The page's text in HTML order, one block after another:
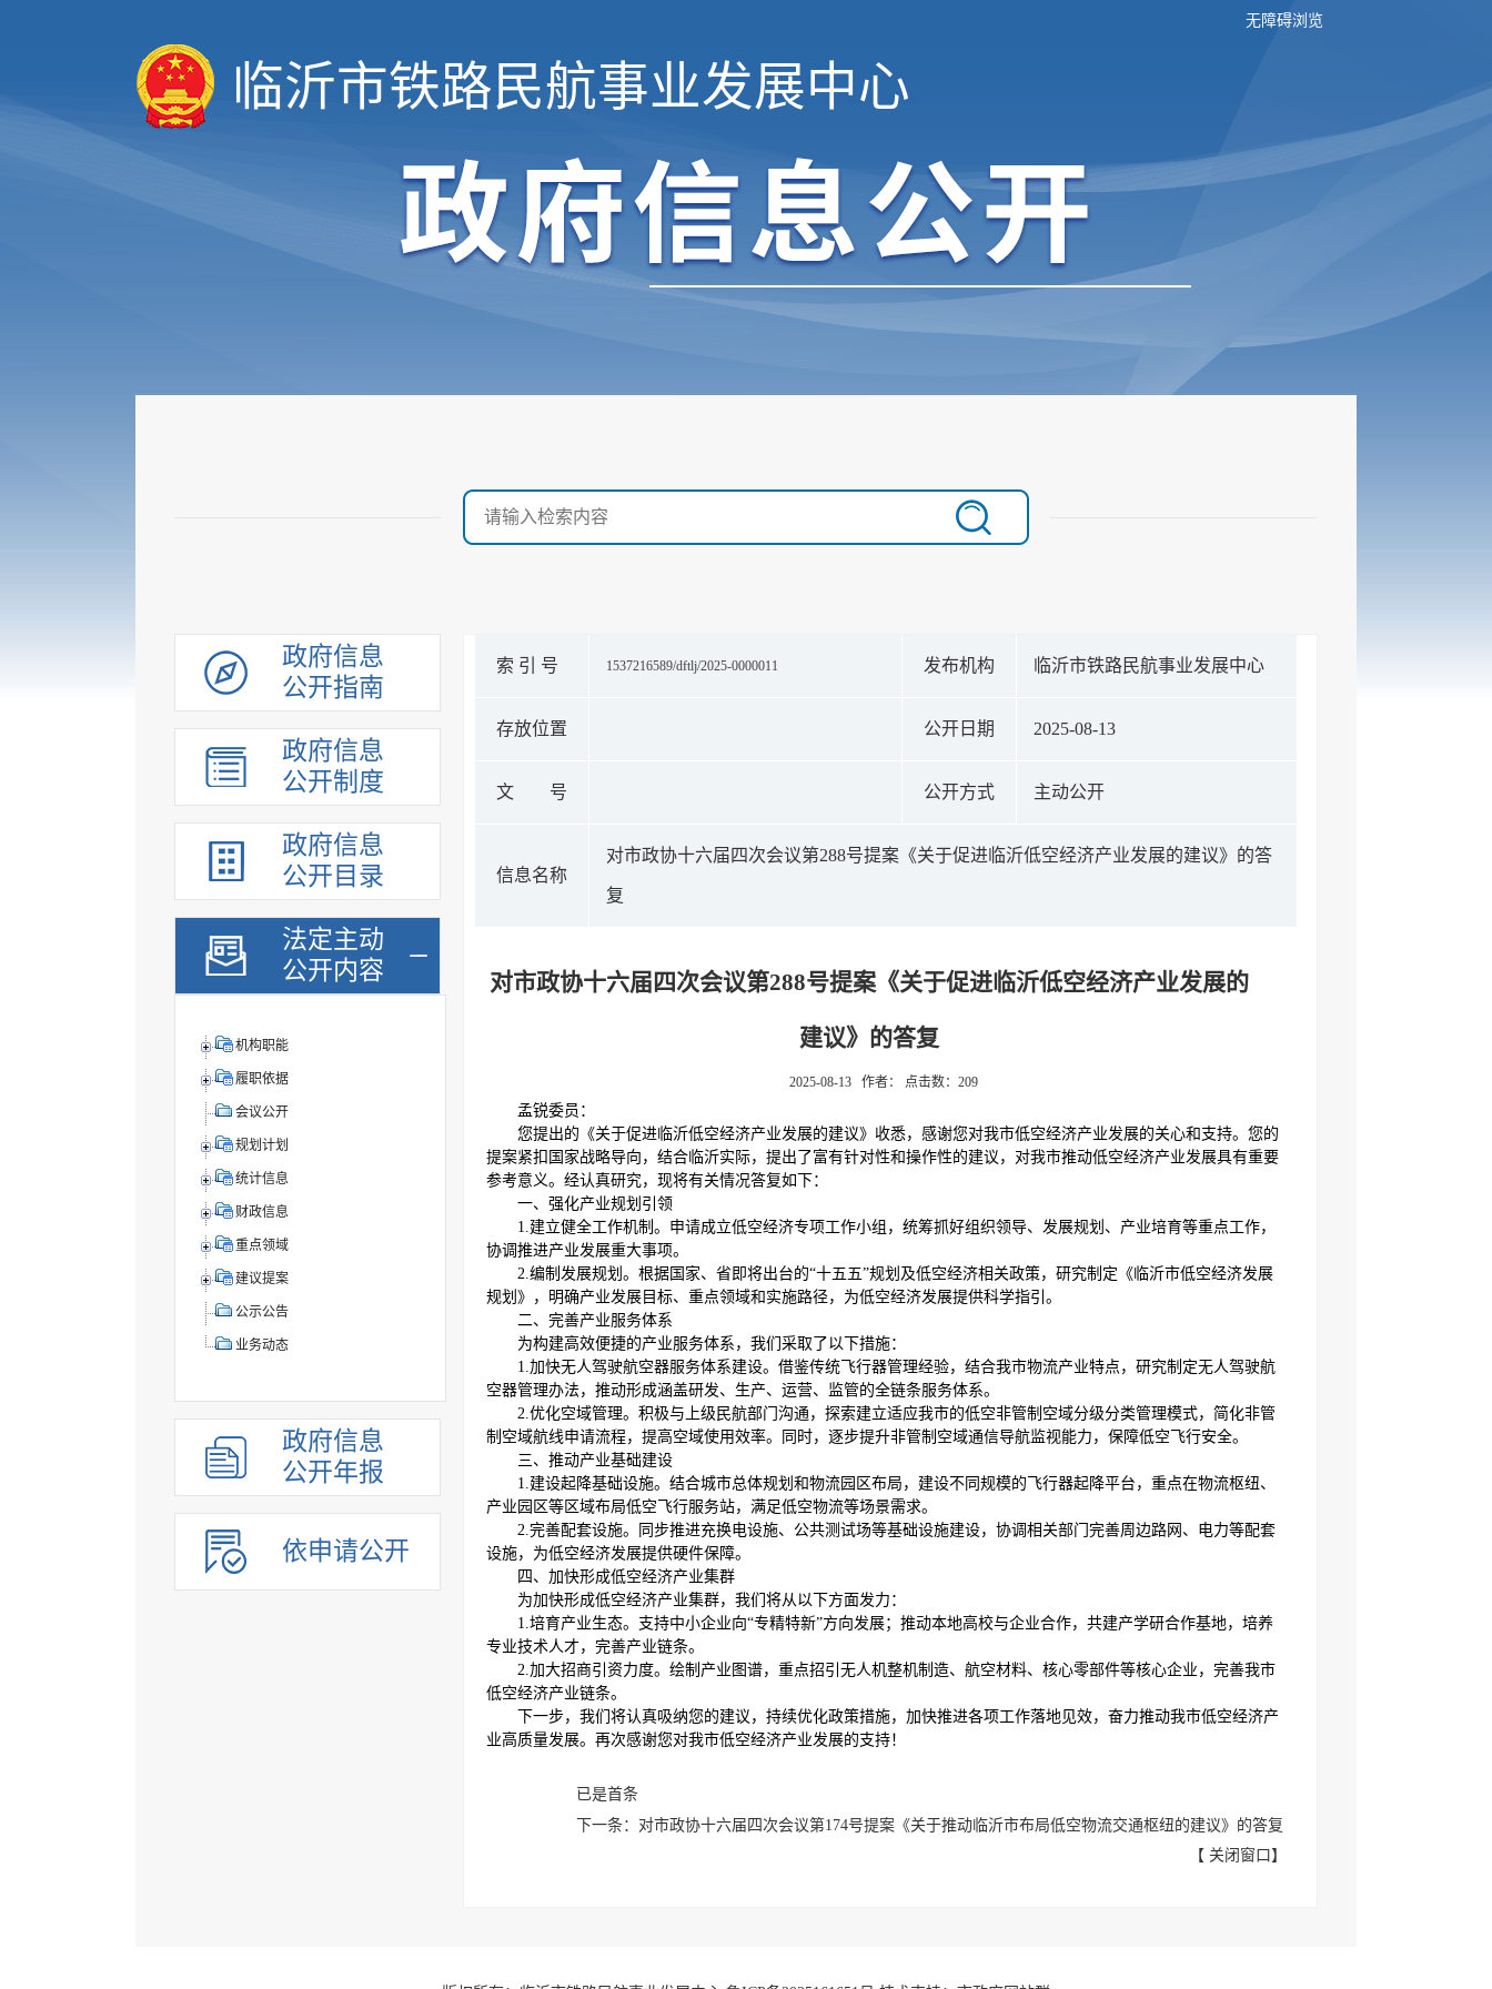
无障碍浏览
临沂市铁路民航事业发展中心
政府信息
公开指南
政府信息
公开制度
政府信息
公开目录
法定主动
公开内容
机构职能
履职依据
会议公开
规划计划
统计信息
财政信息
重点领域
建议提案
公示公告
业务动态
政府信息
公开年报
依申请公开
索 引 号 1537216589/dftlj/2025-0000011 发布机构 临沂市铁路民航事业发展中心
存放位置 公开日期 2025-08-13
文 号 公开方式 主动公开
信息名称
对市政协十六届四次会议第288号提案《关于促进临沂低空经济产业发展的建议》的答
复
对市政协十六届四次会议第288号提案《关于促进临沂低空经济产业发展的
建议》的答复
2025-08-13 作者： 点击数： 209
孟锐委员：
您提出的《关于促进临沂低空经济产业发展的建议》收悉，感谢您对我市低空经济产业发展的关心和支持。您的
提案紧扣国家战略导向，结合临沂实际，提出了富有针对性和操作性的建议，对我市推动低空经济产业发展具有重要
参考意义。经认真研究，现将有关情况答复如下：
一、强化产业规划引领
1.建立健全工作机制。申请成立低空经济专项工作小组，统筹抓好组织领导、发展规划、产业培育等重点工作，
协调推进产业发展重大事项。
2.编制发展规划。根据国家、省即将出台的“十五五”规划及低空经济相关政策，研究制定《临沂市低空经济发展
规划》，明确产业发展目标、重点领域和实施路径，为低空经济发展提供科学指引。
二、完善产业服务体系
为构建高效便捷的产业服务体系，我们采取了以下措施：
1.加快无人驾驶航空器服务体系建设。借鉴传统飞行器管理经验，结合我市物流产业特点，研究制定无人驾驶航
空器管理办法，推动形成涵盖研发、生产、运营、监管的全链条服务体系。
2.优化空域管理。积极与上级民航部门沟通，探索建立适应我市的低空非管制空域分级分类管理模式，简化非管
制空域航线申请流程，提高空域使用效率。同时，逐步提升非管制空域通信导航监视能力，保障低空飞行安全。
三、推动产业基础建设
1.建设起降基础设施。结合城市总体规划和物流园区布局，建设不同规模的飞行器起降平台，重点在物流枢纽、
产业园区等区域布局低空飞行服务站，满足低空物流等场景需求。
2.完善配套设施。同步推进充换电设施、公共测试场等基础设施建设，协调相关部门完善周边路网、电力等配套
设施，为低空经济发展提供硬件保障。
四、加快形成低空经济产业集群
为加快形成低空经济产业集群，我们将从以下方面发力：
1.培育产业生态。支持中小企业向“专精特新”方向发展；推动本地高校与企业合作，共建产学研合作基地，培养
专业技术人才，完善产业链条。
2.加大招商引资力度。绘制产业图谱，重点招引无人机整机制造、航空材料、核心零部件等核心企业，完善我市
低空经济产业链条。
下一步，我们将认真吸纳您的建议，持续优化政策措施，加快推进各项工作落地见效，奋力推动我市低空经济产
业高质量发展。再次感谢您对我市低空经济产业发展的支持！
已是首条
下一条：对市政协十六届四次会议第174号提案《关于推动临沂市布局低空物流交通枢纽的建议》的答复
【 关闭窗口 】